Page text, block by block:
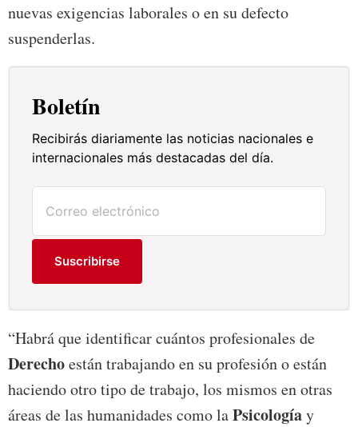
nuevas exigencias laborales o en su defecto
suspenderlas.
Boletín
Recibirás diariamente las noticias nacionales e
internacionales más destacadas del día.
Suscribirse
“Habrá que identificar cuántos profesionales de
Derechoestán trabajando en su profesión o están
haciendo otro tipo de trabajo, los mismos en otras
áreas de las humanidades como laPsicologíay